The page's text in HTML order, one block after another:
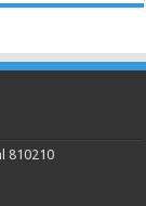
810210